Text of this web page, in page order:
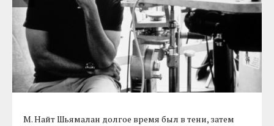
М. Найт Шьямалан долгое время был в тени, затем